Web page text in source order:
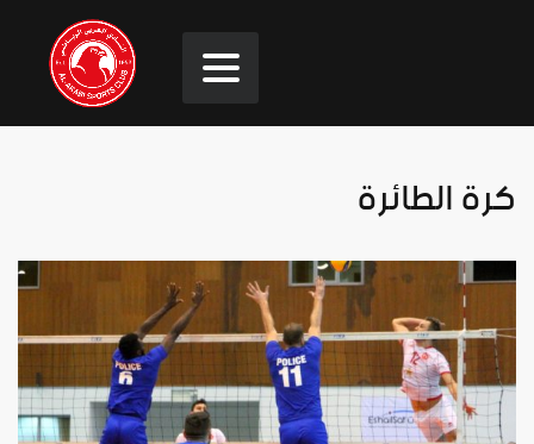
كرة الطائرة